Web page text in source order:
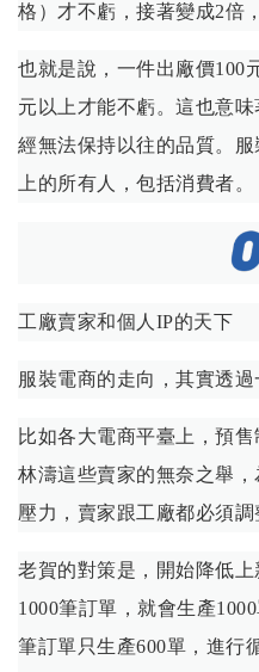
格）才不虧，接著變成2倍
也就是說，一件出廠價100
元以上才能不虧。這也意
經無法保持以往的品質。
上的所有人，包括消費者。
工廠賣家和個人IP的天下
服裝電商的走向，其實透過
比如各大電商平臺上，預
林濤這些賣家的無奈之舉
壓力，賣家跟工廠都必須調
老賀的對策是，開始降低
1000筆訂單，就會生產
筆訂單只生產600單，進行